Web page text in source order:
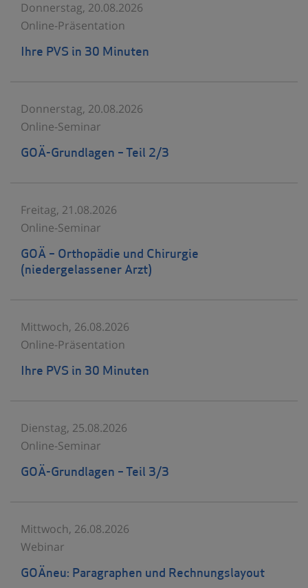
Donnerstag, 20.08.2026
Online-Präsentation
Ihre PVS in 30 Minuten
Donnerstag, 20.08.2026
Online-Seminar
GOÄ-Grundlagen – Teil 2/3
Freitag, 21.08.2026
Online-Seminar
GOÄ – Orthopädie und Chirurgie
(niedergelassener Arzt)
Mittwoch, 26.08.2026
Online-Präsentation
Ihre PVS in 30 Minuten
Dienstag, 25.08.2026
Online-Seminar
GOÄ-Grundlagen – Teil 3/3
Mittwoch, 26.08.2026
Webinar
GOÄneu: Paragraphen und Rechnungslayout